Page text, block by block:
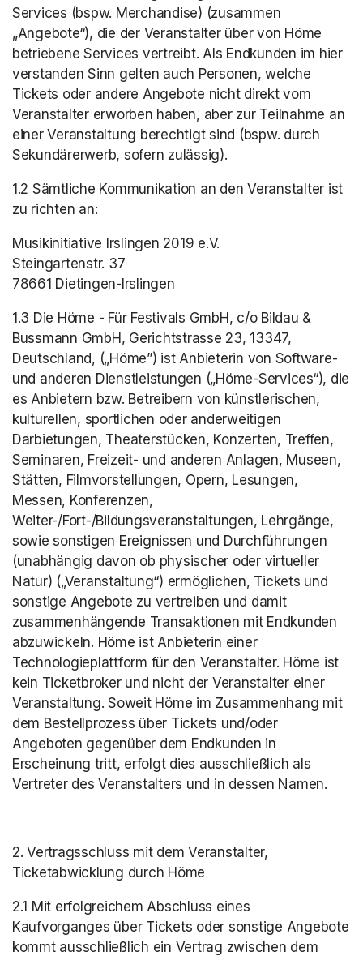
Services (bspw. Merchandise) (zusammen
„Angebote“), die der Veranstalter über von Höme
betriebene Services vertreibt. Als Endkunden im hier
verstanden Sinn gelten auch Personen, welche
Tickets oder andere Angebote nicht direkt vom
Veranstalter erworben haben, aber zur Teilnahme an
einer Veranstaltung berechtigt sind (bspw. durch
Sekundärerwerb, sofern zulässig).
1.2 Sämtliche Kommunikation an den Veranstalter ist
zu richten an:
Musikinitiative Irslingen 2019 e.V.
Steingartenstr. 37
78661 Dietingen-Irslingen
1.3 Die Höme - Für Festivals GmbH, c/o Bildau &
Bussmann GmbH, Gerichtstrasse 23, 13347,
Deutschland, („Höme”) ist Anbieterin von Software-
und anderen Dienstleistungen („Höme-Services“), die
es Anbietern bzw. Betreibern von künstlerischen,
kulturellen, sportlichen oder anderweitigen
Darbietungen, Theaterstücken, Konzerten, Treffen,
Seminaren, Freizeit- und anderen Anlagen, Museen,
Stätten, Filmvorstellungen, Opern, Lesungen,
Messen, Konferenzen,
Weiter-/Fort-/Bildungsveranstaltungen, Lehrgänge,
sowie sonstigen Ereignissen und Durchführungen
(unabhängig davon ob physischer oder virtueller
Natur) („Veranstaltung“) ermöglichen, Tickets und
sonstige Angebote zu vertreiben und damit
zusammenhängende Transaktionen mit Endkunden
abzuwickeln. Höme ist Anbieterin einer
Technologieplattform für den Veranstalter. Höme ist
kein Ticketbroker und nicht der Veranstalter einer
Veranstaltung. Soweit Höme im Zusammenhang mit
dem Bestellprozess über Tickets und/oder
Angeboten gegenüber dem Endkunden in
Erscheinung tritt, erfolgt dies ausschließlich als
Vertreter des Veranstalters und in dessen Namen.
2. Vertragsschluss mit dem Veranstalter,
Ticketabwicklung durch Höme
2.1 Mit erfolgreichem Abschluss eines
Kaufvorganges über Tickets oder sonstige Angebote
kommt ausschließlich ein Vertrag zwischen dem